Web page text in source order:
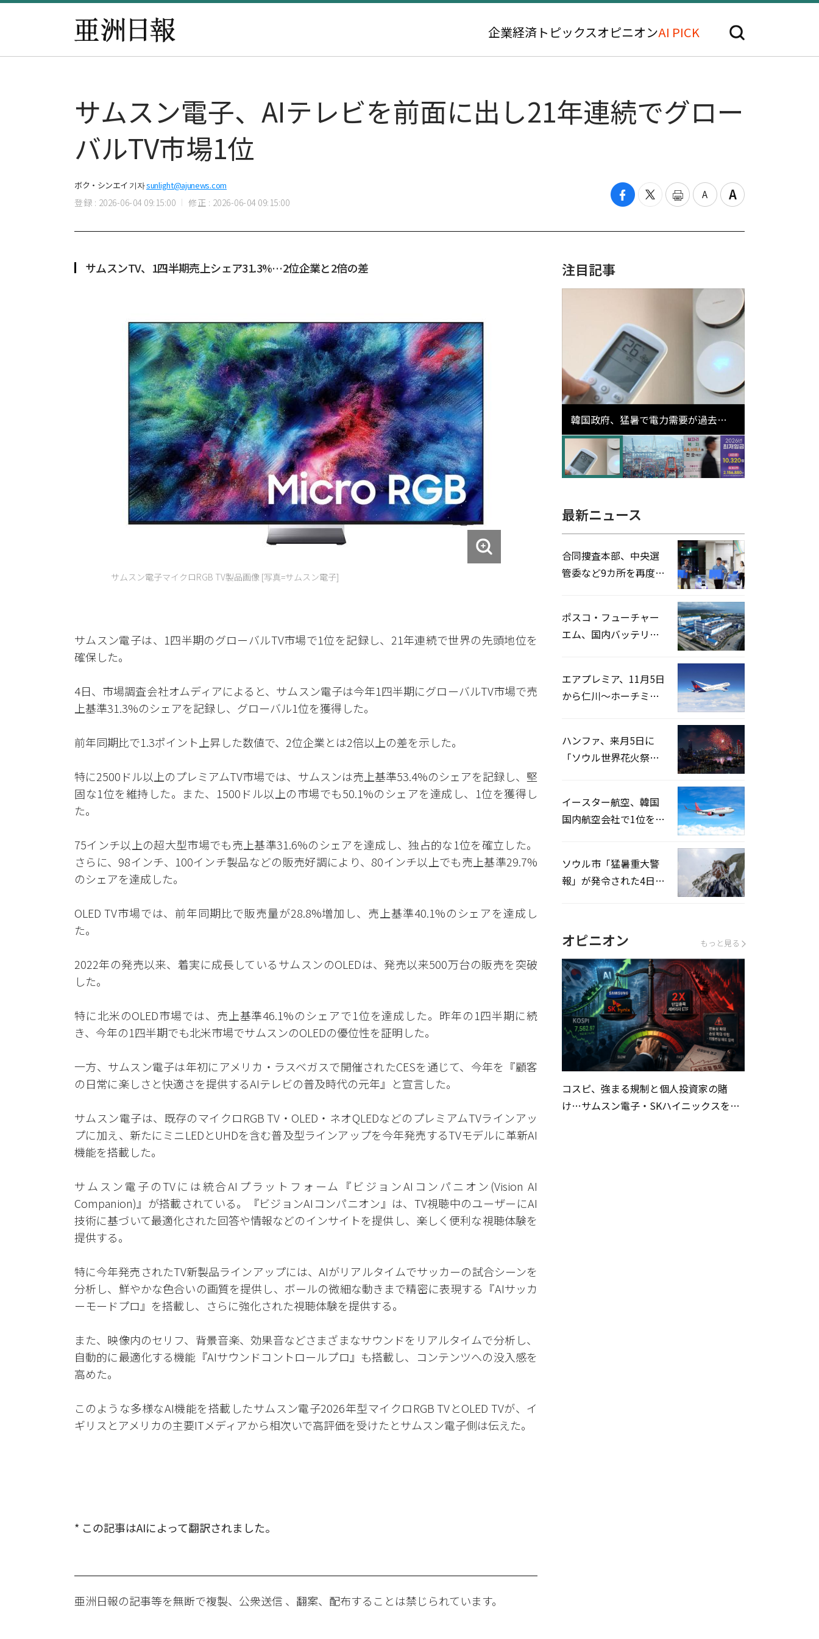
企業経済 トピックスオピニオンAI PICK
サムスン電子、AIテレビを前面に出し21年連続でグロー
バルTV市場1位
ボク・シンエイ 기자sunlight@ajunews.com
登録 : 2026-06-04 09:15:00 修正 : 2026-06-04 09:15:00
サムスンTV、1四半期売上シェア31.3%…2位企業と2倍の差
サムスン電子マイクロRGB TV製品画像 [写真=サムスン電子]
サムスン電子は、1四半期のグローバルTV市場で1位を記録し、21年連続で世界の先頭地位を
確保した。
4日、市場調査会社オムディアによると、サムスン電子は今年1四半期にグローバルTV市場で売
上基準31.3%のシェアを記録し、グローバル1位を獲得した。
前年同期比で1.3ポイント上昇した数値で、2位企業とは2倍以上の差を示した。
特に2500ドル以上のプレミアムTV市場では、サムスンは売上基準53.4%のシェアを記録し、堅
固な1位を維持した。また、1500ドル以上の市場でも50.1%のシェアを達成し、1位を獲得し
た。
75インチ以上の超大型市場でも売上基準31.6%のシェアを達成し、独占的な1位を確立した。
さらに、98インチ、100インチ製品などの販売好調により、80インチ以上でも売上基準29.7%
のシェアを達成した。
OLED TV市場では、前年同期比で販売量が28.8%増加し、売上基準40.1%のシェアを達成し
た。
2022年の発売以来、着実に成長しているサムスンのOLEDは、発売以来500万台の販売を突破
した。
特に北米のOLED市場では、売上基準46.1%のシェアで1位を達成した。昨年の1四半期に続
き、今年の1四半期でも北米市場でサムスンのOLEDの優位性を証明した。
一方、サムスン電子は年初にアメリカ・ラスベガスで開催されたCESを通じて、今年を『顧客
の日常に楽しさと快適さを提供するAIテレビの普及時代の元年』と宣言した。
サムスン電子は、既存のマイクロRGB TV・OLED・ネオQLEDなどのプレミアムTVラインアッ
プに加え、新たにミニLEDとUHDを含む普及型ラインアップを今年発売するTVモデルに革新AI
機能を搭載した。
サムスン電子のTVには統合AIプラットフォーム『ビジョンAIコンパニオン(Vision AI
Companion)』が搭載されている。『ビジョンAIコンパニオン』は、TV視聴中のユーザーにAI
技術に基づいて最適化された回答や情報などのインサイトを提供し、楽しく便利な視聴体験を
提供する。
特に今年発売されたTV新製品ラインアップには、AIがリアルタイムでサッカーの試合シーンを
分析し、鮮やかな色合いの画質を提供し、ボールの微細な動きまで精密に表現する『AIサッカ
ーモードプロ』を搭載し、さらに強化された視聴体験を提供する。
また、映像内のセリフ、背景音楽、効果音などさまざまなサウンドをリアルタイムで分析し、
自動的に最適化する機能『AIサウンドコントロールプロ』も搭載し、コンテンツへの没入感を
高めた。
このような多様なAI機能を搭載したサムスン電子2026年型マイクロRGB TVとOLED TVが、イ
ギリスとアメリカの主要ITメディアから相次いで高評価を受けたとサムスン電子側は伝えた。
* この記事はAIによって翻訳されました。
亜洲日報の記事等を無断で複製、公衆送信 、翻案、配布することは禁じられています。
注目記事
韓国政府、猛暑で電力需要が過去最
高更新の可能性に需給対応体制を点
検
最新ニュース
合同捜査本部、中央選
管委など9カ所を再度家
ポスコ・フューチャー
エム、国内バッテリー
エアプレミア、11月5日
から仁川〜ホーチミン
ハンファ、来月5日に
「ソウル世界花火祭り
イースター航空、韓国
国内航空会社で1位を記
ソウル市「猛暑重大警
報」が発令された4日、
オピニオン もっと見る
コスピ、強まる規制と個人投資家の賭
け…サムスン電子・SKハイニックスを巡